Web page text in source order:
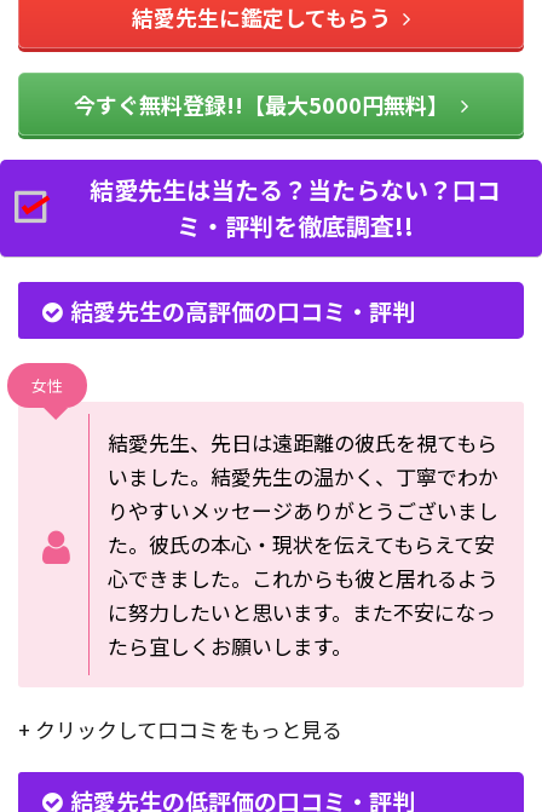
結愛先生に鑑定してもらう
今すぐ無料登録!!【最大5000円無料】
結愛先生は当たる？当たらない？口コ
ミ・評判を徹底調査!!
結愛先生の高評価の口コミ・評判
女性
結愛先生、先日は遠距離の彼氏を視てもら
いました。結愛先生の温かく、丁寧でわか
りやすいメッセージありがとうございまし
た。彼氏の本心・現状を伝えてもらえて安
心できました。これからも彼と居れるよう
に努力したいと思います。また不安になっ
たら宜しくお願いします。
+ クリックして口コミをもっと見る
結愛先生の低評価の口コミ・評判